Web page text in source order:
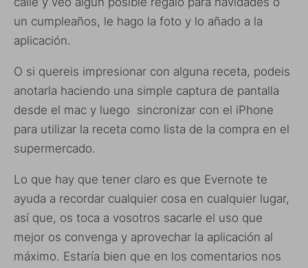
un cumpleaños, le hago la foto y lo añado a la
aplicación.
O si quereis impresionar con alguna receta, podeis
anotarla haciendo una simple captura de pantalla
desde el mac y luego sincronizar con el iPhone
para utilizar la receta como lista de la compra en el
supermercado.
Lo que hay que tener claro es que Evernote te
ayuda a recordar cualquier cosa en cualquier lugar,
así que, os toca a vosotros sacarle el uso que
mejor os convenga y aprovechar la aplicación al
máximo. Estaría bien que en los comentarios nos